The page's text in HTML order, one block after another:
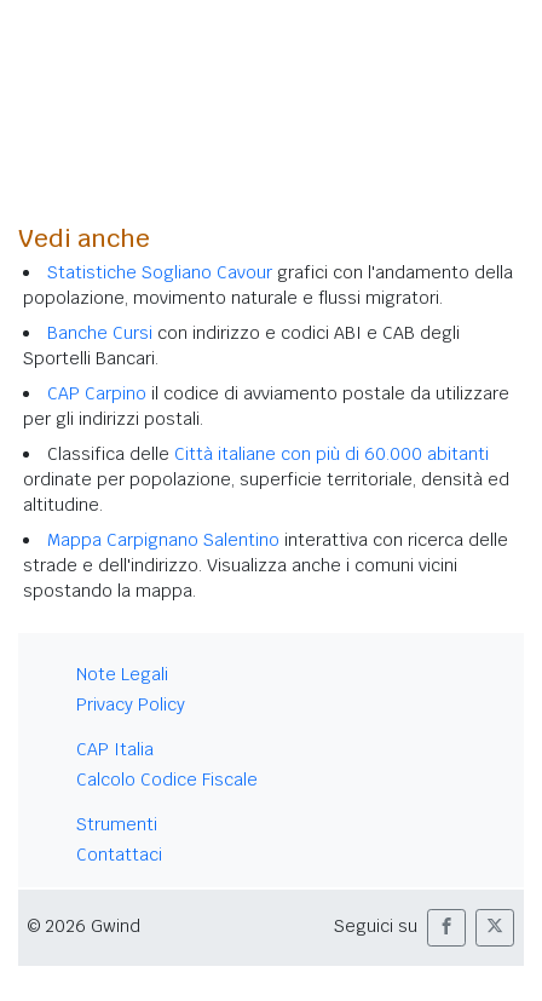
Vedi anche
Statistiche Sogliano Cavour grafici con l'andamento della
popolazione, movimento naturale e flussi migratori.
Banche Cursi con indirizzo e codici ABI e CAB degli
Sportelli Bancari.
CAP Carpino il codice di avviamento postale da utilizzare
per gli indirizzi postali.
Classifica delle Città italiane con più di 60.000 abitanti
ordinate per popolazione, superficie territoriale, densità ed
altitudine.
Mappa Carpignano Salentino interattiva con ricerca delle
strade e dell'indirizzo. Visualizza anche i comuni vicini
spostando la mappa.
Note Legali
Privacy Policy
CAP Italia
Calcolo Codice Fiscale
Strumenti
Contattaci
© 2026 Gwind Seguici su